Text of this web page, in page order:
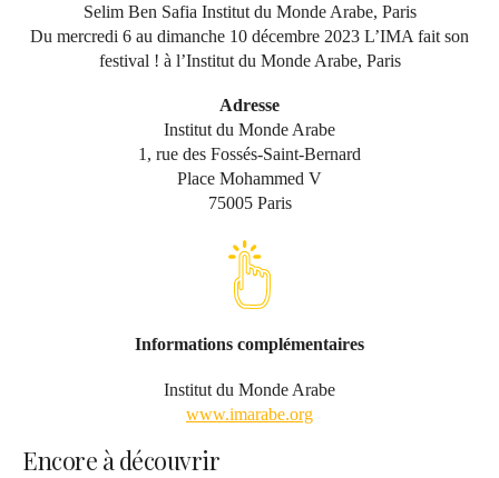
Selim Ben Safia Institut du Monde Arabe, Paris
Du mercredi 6 au dimanche 10 décembre 2023 L’IMA fait son
festival ! à l’Institut du Monde Arabe, Paris
Adresse
Institut du Monde Arabe
1, rue des Fossés-Saint-Bernard
Place Mohammed V
75005 Paris
Informations complémentaires
Institut du Monde Arabe
www.imarabe.org
Encore à découvrir